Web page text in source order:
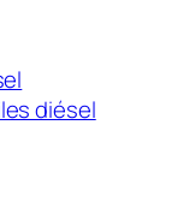
diésel